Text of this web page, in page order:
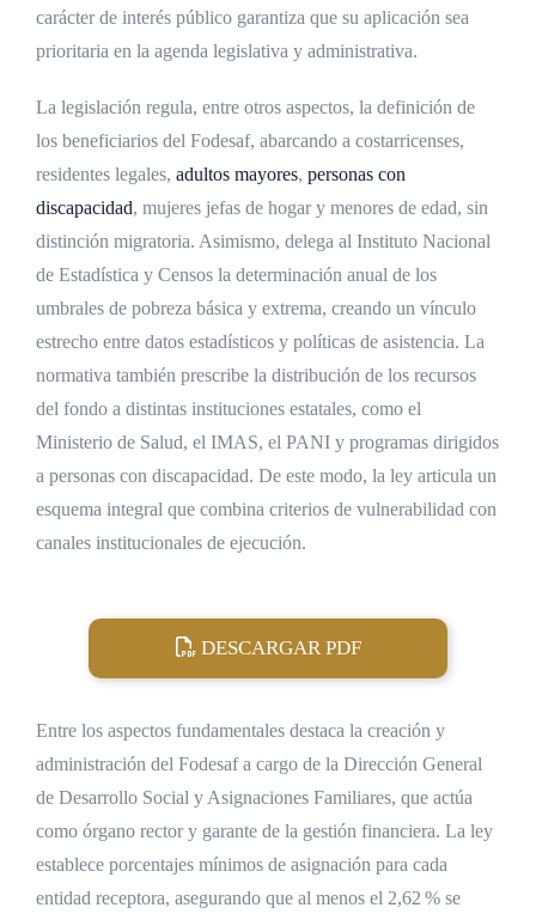
carácter de interés público garantiza que su aplicación sea
prioritaria en la agenda legislativa y administrativa.
La legislación regula, entre otros aspectos, la definición de
los beneficiarios del Fodesaf, abarcando a costarricenses,
residentes legales, adultos mayores, personas con
discapacidad, mujeres jefas de hogar y menores de edad, sin
distinción migratoria. Asimismo, delega al Instituto Nacional
de Estadística y Censos la determinación anual de los
umbrales de pobreza básica y extrema, creando un vínculo
estrecho entre datos estadísticos y políticas de asistencia. La
normativa también prescribe la distribución de los recursos
del fondo a distintas instituciones estatales, como el
Ministerio de Salud, el IMAS, el PANI y programas dirigidos
a personas con discapacidad. De este modo, la ley articula un
esquema integral que combina criterios de vulnerabilidad con
canales institucionales de ejecución.
DESCARGAR PDF
Entre los aspectos fundamentales destaca la creación y
administración del Fodesaf a cargo de la Dirección General
de Desarrollo Social y Asignaciones Familiares, que actúa
como órgano rector y garante de la gestión financiera. La ley
establece porcentajes mínimos de asignación para cada
entidad receptora, asegurando que al menos el 2,62 % se